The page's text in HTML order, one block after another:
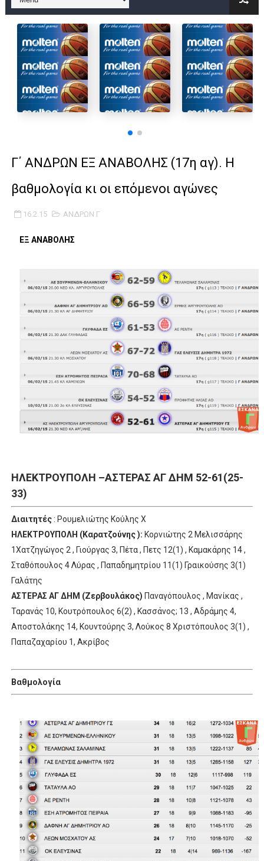
B ΕΦΗΒΩΝ F4 : Χάλκινο το Πέρα 71-56 την Δραπετσώνα στον
Στην National League 2 ο Μανδραϊκός 83-72 τον Εθνικό
Live streaming ΜΠΑΡΑΖ ΑΝΟΔΟΥ ΣΤΗΝ NL 2 : ΑΥΡΙΟ
Β΄ ΕΦΗΒΩΝ F4 : Εντυπωσιακός ο Ρέντης στον τελικό 104-77
ΧΡΟΝΙΑ ΠΟΛΛΑ ΣΤΟ ΕΛΛΗΝΙΚΟ ΜΠΑΣΚΕΤ : 39Η ΕΠΕΤΕΙΟΣ ΑΠΟ
Ο δρόμος για τον 29ο τελικό κυπέλλου ανδρών ΕΣΚΑΝΑ
U21: Τεράστια πρόκριση για τον Πανελευσινιακό στον
Γ΄ανδρών play offs : "Σκληρό" καρύδι η Φιλία Περάματος
Play off B εφήβων Β φάση Στο f4 ΑΕ Ρέντη, Πέρα , Ερμής
Γ΄ ΑΝΔΡΩΝ ΕΞ ΑΝΑΒΟΛΗΣ (17η αγ). H
βαθμολογία κι οι επόμενοι αγώνες
16.2.15 ΑΝΔΡΩΝ Γ
ΕΞ ΑΝΑΒΟΛΗΣ
ΗΛΕΚΤΡΟΥΠΟΛΗ –ΑΣΤΕΡΑΣ ΑΓ ΔΗΜ 52-61(25-
33)
Διαιτητές: Ρουμελιώτης Κούλης Χ
ΗΛΕΚΤΡΟΥΠΟΛΗ (Καρατζούνης ): Κορνιώτης 2 Μελισσάρης
1Χατζηγώγος 2 , Γιούργας 3, Πέτα , Πετς 12(1) , Καμακάρης 14 ,
Σταθόπουλος 4 Λύρας , Παπαδημητρίου 11(1) Γραικούσης 3(1)
Γαλάτης
ΑΣΤΕΡΑΣ ΑΓ ΔΗΜ (Ζερβουλάκος) Παναγόπουλος , Μανίκας ,
Ταρανάς 10, Κουτρόπουλος 6(2) , Κασσάνος; 13 , Αδράμης 4,
Αποστολάκης 14, Κουντούρης 3, Λούκος 8 Χριστόπουλος 3(1) ,
Παπαζαχαρίου 1, Ακρίβος
Bαθμολογία